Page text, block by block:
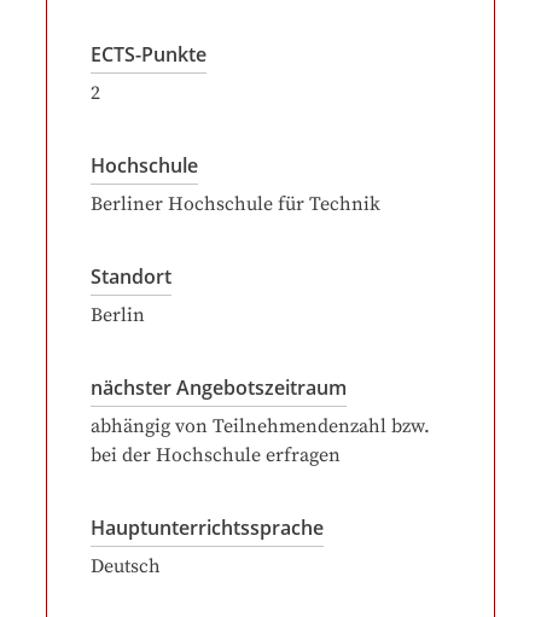
ECTS-Punkte
2
Hochschule
Berliner Hochschule für Technik
Standort
Berlin
nächster Angebotszeitraum
abhängig von Teilnehmendenzahl bzw.
bei der Hochschule erfragen
Hauptunterrichtssprache
Deutsch